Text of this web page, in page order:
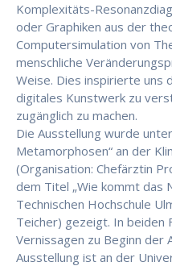
Komplexitäts-
oder Graphiken aus der
Computersimulation von
menschliche
Weise. Dies inspirierte uns
digitales Kunstwerk zu
zugänglich zu machen.
Die Ausstellung wurde
Metamorphosen“ an der
(Organisation: Chefärztin
dem Titel „Wie kommt das
Technischen Hochschule
Teicher) gezeigt. In beiden
Vernissagen zu Beginn der
Ausstellung ist an der